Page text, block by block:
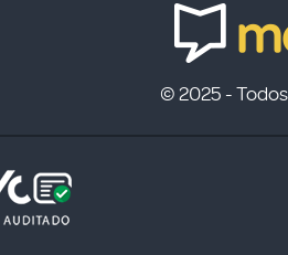
© 2025 -